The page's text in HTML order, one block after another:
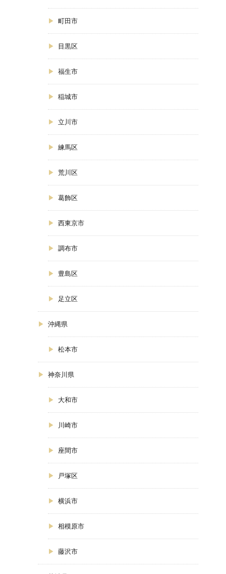
町田市
目黒区
福生市
稲城市
立川市
練馬区
荒川区
葛飾区
西東京市
調布市
豊島区
足立区
沖縄県
松本市
神奈川県
大和市
川崎市
座間市
戸塚区
横浜市
相模原市
藤沢市